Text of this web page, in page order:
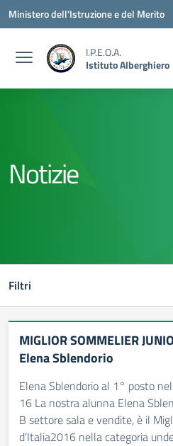
Vai ai contenuti
Vai al menu di navigazione
Vai al footer
Ministero dell'Istruzione e del Merito
I.P.E.O.A.
Istituto Alberghiero
Notizie
Filtri
MIGLIOR SOMMELIER
Elena Sblendorio
Elena Sblendorio al 1° posto
16 La nostra alunna Elena
B settore sala e vendite, è il
d’Italia2016 nella categoria